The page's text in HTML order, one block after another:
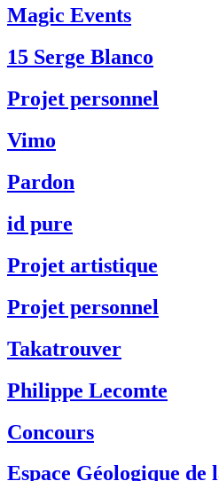
Magic Events
15 Serge Blanco
Projet personnel
Vimo
Pardon
id pure
Projet artistique
Projet personnel
Takatrouver
Philippe Lecomte
Concours
Espace Géologique de